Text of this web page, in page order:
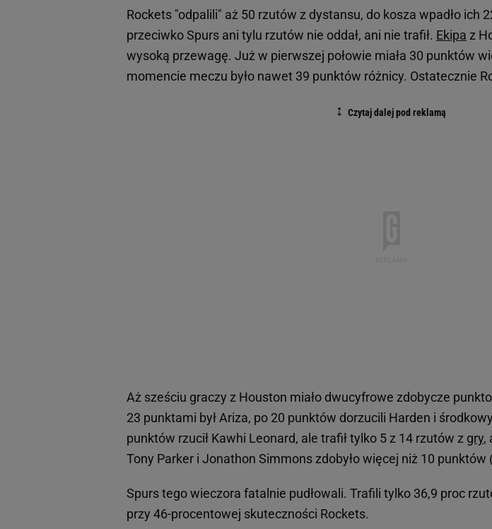
Rockets "odpalili" aż 50 rzutów z dystansu, do kosza wpadło ich
przeciwko Spurs ani tylu rzutów nie oddał, ani nie trafił. Ekipa z
wysoką przewagę. Już w pierwszej połowie miała 30 punktów
momencie meczu było nawet 39 punktów różnicy. Ostatecznie
Aż sześciu graczy z Houston miało dwucyfrowe zdobycze
23 punktami był Ariza, po 20 punktów dorzucili Harden i
punktów rzucił Kawhi Leonard, ale trafił tylko 5 z 14 rzutów z gry,
Tony Parker i Jonathon Simmons zdobyło więcej niż 10 punktów
Spurs tego wieczora fatalnie pudłowali. Trafili tylko 36,9 proc
przy 46-procentowej skuteczności Rockets.